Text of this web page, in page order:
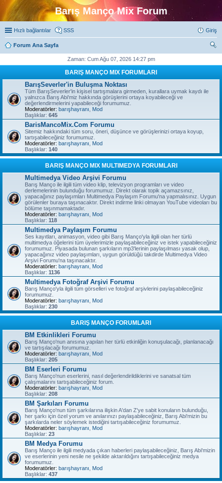
Barış Manço Mix Forum
Hızlı bağlantılar SSS Giriş
Forum Ana Sayfa
Zaman: Cum Ağu 07, 2026 14:27 pm
BARIŞ MANÇO MIX FORUMLARI
BarışSeverler'in Buluşma Noktası
Tüm BarışSeverler'in kişisel tartışmalara girmeden, kurallara uymak kaydı ile
yalnızca Barış Abi'miz hakkında görüşlerini ortaya koyabileceği ve
değerlendirmelerini yapabileceği forumumuz.
Moderatörler: barışhayranı
Mod
Başlıklar: 645
BarisMancoMix.Com Forumu
Sitemiz hakkındaki tüm soru, öneri, düşünce ve görüşlerinizi ortaya koyup,
tartışabileceğiniz forumumuz.
Moderatörler: barışhayranı
Mod
Başlıklar: 140
BARIŞ MANÇO MIX MULTIMEDYA FORUMLARI
Multimedya Video Arşivi Forumu
Barış Manço ile ilgili tüm video klip, televizyon programları ve video
derlemelerinin bulunduğu forumumuz. Direkt olarak topik açamazsınız,
yapacağınız paylaşımları Multimedya Paylaşım Forumu'na yapmalısınız. Uygun
görülenler buraya taşınacaktır. Direkt indirme linki olmayan YouTube videoları bu
bölüme taşınmamaktadır.
Moderatörler: barışhayranı
Mod
Başlıklar: 118
Multimedya Paylaşım Forumu
Ses kayıtları, animasyon, video gibi Barış Manço'yla ilgili olan her türlü
multimedya öğelerini tüm üyelerimizle paylaşabileceğiniz ve istek yapabileceğiniz
forumumuz. Piyasada bulunan şarkıların mp3'lerinin paylaşılması yasak olup,
yapacağınız video paylaşımları, uygun görüldüğü takdirde Multimedya Video
Arşivi Forumu'na taşınacaktır.
Moderatörler: barışhayranı
Mod
Başlıklar: 1136
Multimedya Fotoğraf Arşivi Forumu
Barış Manço'yla ilgili tüm görselleri ve fotoğraf arşivlerini paylaşabileceğiniz
forumumuz.
Moderatörler: barışhayranı
Mod
Başlıklar: 230
BARIŞ MANÇO FORUMLARI
BM Etkinlikleri Forumu
Barış Manço'nun anısına yapılan her türlü etkinliğin konuşulacağı, planlanacağı
ve tartışılacağı forumumuz.
Moderatörler: barışhayranı
Mod
Başlıklar: 205
BM Eserleri Forumu
Barış Manço'nun eserlerini, nasıl değerlendirildiklerini ve sanatsal tüm
çalışmalarını tartışabileceğiniz forum.
Moderatörler: barışhayranı
Mod
Başlıklar: 208
BM Şarkıları Forumu
Barış Manço'nun tüm şarkılarına ilişkin A'dan Z'ye sabit konuların bulunduğu,
her şarkı için özel yorum ve anılarınızı paylaşabileceğiniz, Barış Abi'mizin bu
şarkılarda neler söylemek istediğini tartışabileceğiniz forumumuz.
Moderatörler: barışhayranı
Mod
Başlıklar: 23
BM Medya Forumu
Barış Manço ile ilgili medyada çıkan haberleri paylaşabileceğiniz, Barış Abi'mizin
ve eserlerinin yeni nesile ne şekilde aktarıldığını tartışabileceğiniz medya
forumumuz.
Moderatörler: barışhayranı
Mod
Başlıklar: 437